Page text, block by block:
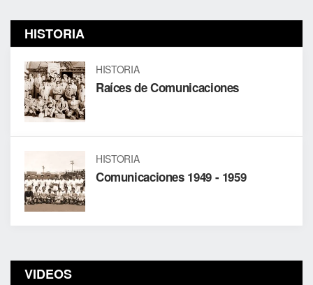
HISTORIA
HISTORIA
Raíces de Comunicaciones
HISTORIA
Comunicaciones 1949 - 1959
VIDEOS